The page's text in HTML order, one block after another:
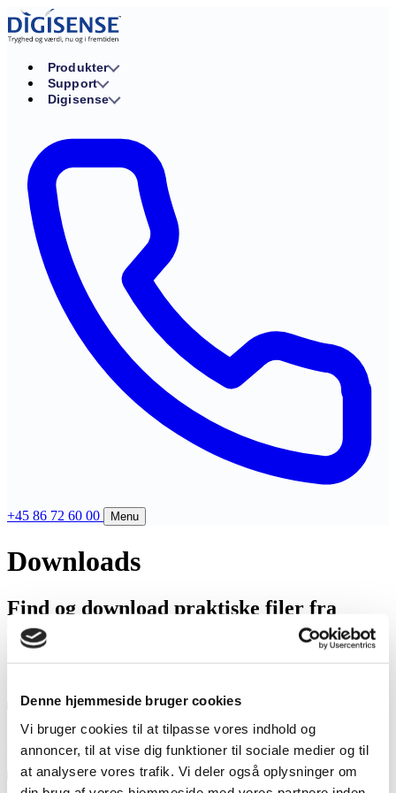
Denne hjemmeside bruger cookies
Vi bruger cookies til at tilpasse vores indhold og
annoncer, til at vise dig funktioner til sociale medier og til
at analysere vores trafik. Vi deler også oplysninger om
Produkter
Support
Digisense
+45 86 72 60 00 Menu
Produkter
Bliv compliant
Virksomheder
Revisorer
Foreninger
Vis 4 mere
E-faktura infrastruktur
Vælg løsning
Support
FAQ
Kontakt
Fjernsupport (PC)
Digiflow login
Compliance Portal login
Priser
Digisense
Blog
Presse
Job
Kontakt os
Downloads
Find og download praktiske filer fra
Digisense A/S til eget brug.
Processen for forhandlere